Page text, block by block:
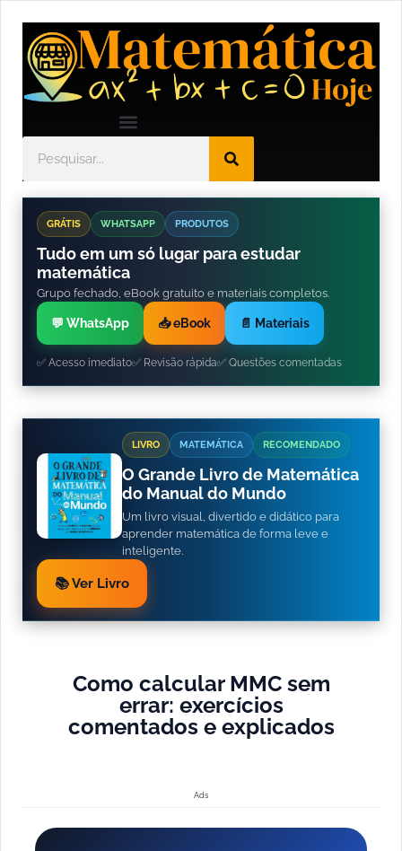
GRÁTIS WHATSAPP PRODUTOS
Tudo em um só lugar para estudar
matemática
Grupo fechado, eBook gratuito e materiais completos.
💬 WhatsApp 📥 eBook 📄 Materiais
✅ Acesso imediato✅ Revisão rápida✅ Questões comentadas
LIVRO MATEMÁTICA RECOMENDADO
O Grande Livro de Matemática
do Manual do Mundo
Um livro visual, divertido e didático para
aprender matemática de forma leve e
inteligente.
📚 Ver Livro
Como calcular MMC sem
errar: exercícios
comentados e explicados
Ads